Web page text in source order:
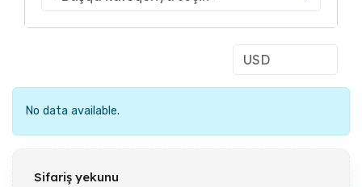
No data available.
Sifariş yekunu